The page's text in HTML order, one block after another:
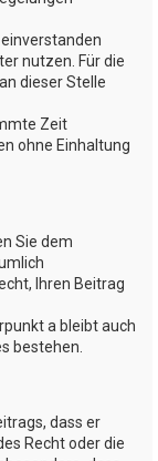
nutzen. Für die
dieser Stelle
Zeit
ohne Einhaltung
Sie dem
Ihren Beitrag
a bleibt auch
bestehen.
dass er
Recht oder die